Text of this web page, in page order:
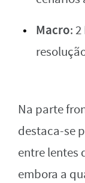
Macro:
Na parte
destaca-se
entre lentes
embora a